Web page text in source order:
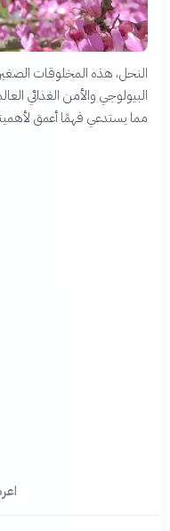
النحل، هذه المخلوقات
البيولوجي والأمن الغذائي
مما يستدعي فهمًا أعمق